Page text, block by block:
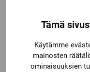
Tämä
Käytämme
mainosten
ominaisuuksien